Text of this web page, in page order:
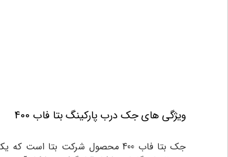
ویژگی های جک درب پارکینگ بتا فاب 400
جک بتا فاب 400 محصول شرکت بتا است که یکی از تولید کنندگان